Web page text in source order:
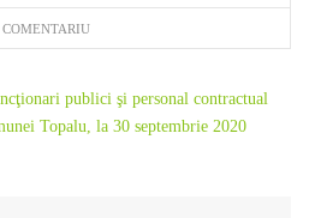
publici şi personal contractual
Topalu, la 30 septembrie 2020